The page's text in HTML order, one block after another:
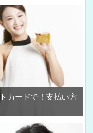
カードで！支払い方